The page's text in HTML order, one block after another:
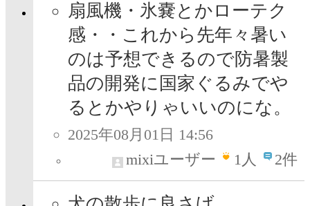
扇風機・氷嚢とかローテク
感・・これから先年々暑い
のは予想できるので防暑製
品の開発に国家ぐるみでや
るとかやりゃいいのにな。
2025年08月01日 14:56
mixiユーザー
1人 2件